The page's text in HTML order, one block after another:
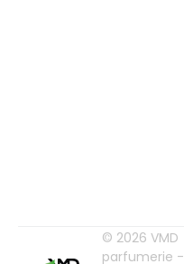
© 2026 VMD
parfumerie -